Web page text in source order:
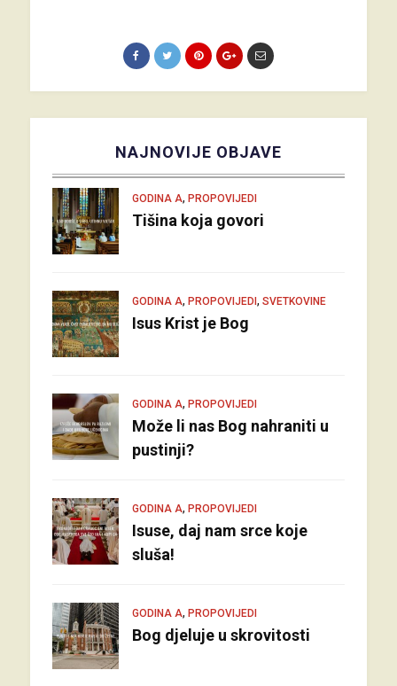
NAJNOVIJE OBJAVE
GODINA A, PROPOVIJEDI
Tišina koja govori
GODINA A, PROPOVIJEDI, SVETKOVINE
Isus Krist je Bog
GODINA A, PROPOVIJEDI
Može li nas Bog nahraniti u
pustinji?
GODINA A, PROPOVIJEDI
Isuse, daj nam srce koje
sluša!
GODINA A, PROPOVIJEDI
Bog djeluje u skrovitosti